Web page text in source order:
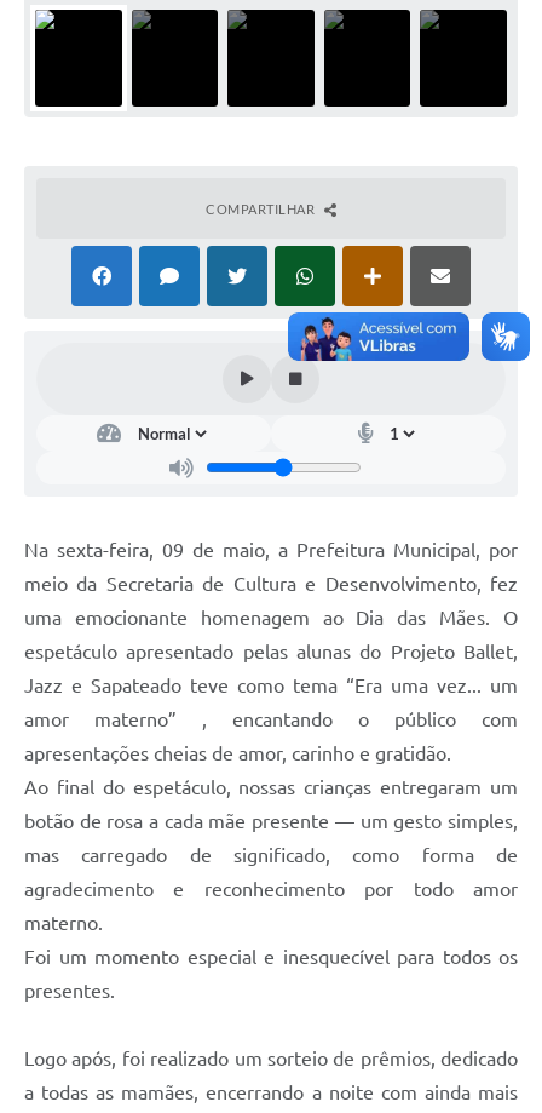
COMPARTILHAR
Na sexta-feira, 09 de maio, a Prefeitura Municipal, por
meio da Secretaria de Cultura e Desenvolvimento, fez
uma emocionante homenagem ao Dia das Mães. O
espetáculo apresentado pelas alunas do Projeto Ballet,
Jazz e Sapateado teve como tema “Era uma vez... um
amor materno” , encantando o público com
apresentações cheias de amor, carinho e gratidão.
Ao final do espetáculo, nossas crianças entregaram um
botão de rosa a cada mãe presente — um gesto simples,
mas carregado de significado, como forma de
agradecimento e reconhecimento por todo amor
materno.
Foi um momento especial e inesquecível para todos os
presentes.
Logo após, foi realizado um sorteio de prêmios, dedicado
a todas as mamães, encerrando a noite com ainda mais